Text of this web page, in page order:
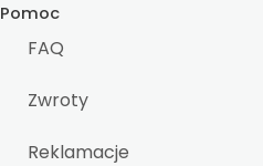
Pomoc
FAQ
Zwroty
Reklamacje